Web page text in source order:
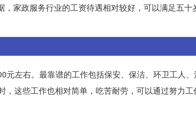
家政服务行业的工资待遇相对较好，可以满足五十
左右。最靠谱的工作包括保安、保洁、环卫工人、
这些工作也相对简单，吃苦耐劳，可以通过努力工